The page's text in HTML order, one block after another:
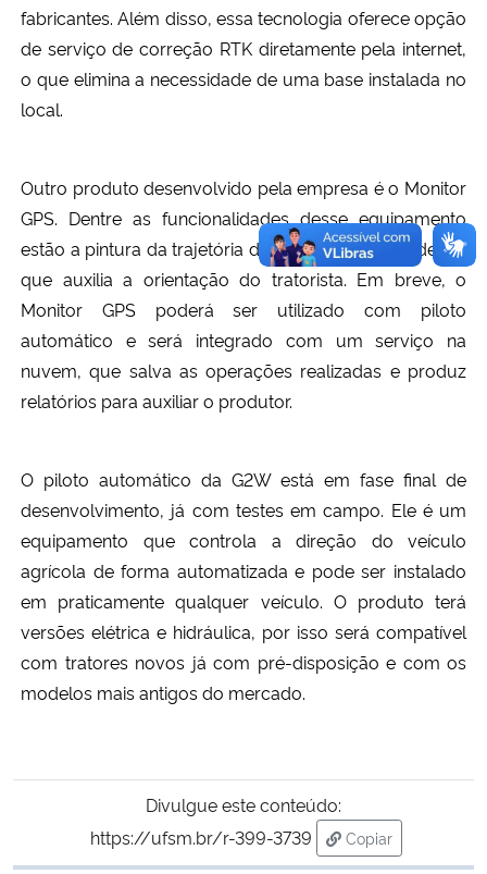
fabricantes. Além disso, essa tecnologia oferece opção
de serviço de correção RTK diretamente pela internet,
o que elimina a necessidade de uma base instalada no
local.
Outro produto desenvolvido pela empresa é o Monitor
GPS. Dentre as funcionalidades desse equipamento
estão a pintura da trajetória do veículo e a barra de luz
que auxilia a orientação do tratorista. Em breve, o
Monitor GPS poderá ser utilizado com piloto
automático e será integrado com um serviço na
nuvem, que salva as operações realizadas e produz
relatórios para auxiliar o produtor.
O piloto automático da G2W está em fase final de
desenvolvimento, já com testes em campo. Ele é um
equipamento que controla a direção do veículo
agrícola de forma automatizada e pode ser instalado
em praticamente qualquer veículo. O produto terá
versões elétrica e hidráulica, por isso será compatível
com tratores novos já com pré-disposição e com os
modelos mais antigos do mercado.
Divulgue este conteúdo:
https://ufsm.br/r-399-3739
Copiar
para área de